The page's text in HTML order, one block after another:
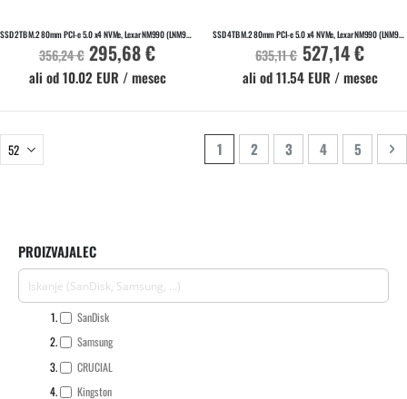
SSD 2TB M.2 80mm PCI-e 5.0 x4 NVMe, Lexar NM990 (LNM990X002T-RNNNG)
356,24 € Akcijska
cena
295,68 €
ali od 10.02 EUR / mesec
SSD 4TB M.2 80mm PCI-e 5.0 x4 NVMe, Lexar NM990 (LNM990X004T-RNNNG)
635,11 € Akcijska
cena
527,14 €
ali od 11.54 EUR / mesec
StranTrenutno berete stran
1 Stran
2 Stran
3 Stran
4 Stran
5
PROIZVAJALEC
SanDisk
Samsung
CRUCIAL
Kingston